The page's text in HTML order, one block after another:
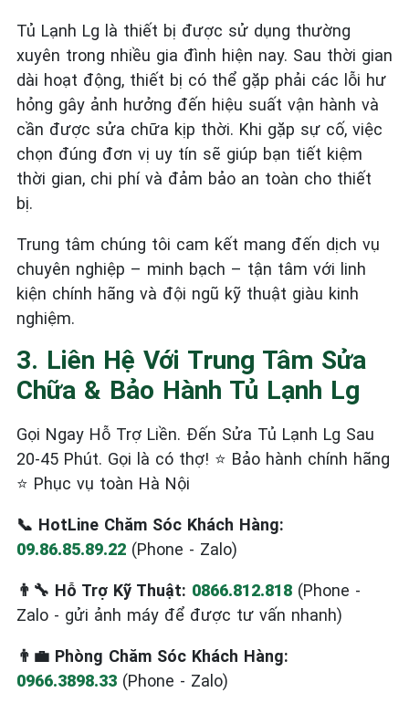
Tủ Lạnh Lg là thiết bị được sử dụng thường
xuyên trong nhiều gia đình hiện nay. Sau thời gian
dài hoạt động, thiết bị có thể gặp phải các lỗi hư
hỏng gây ảnh hưởng đến hiệu suất vận hành và
cần được sửa chữa kịp thời. Khi gặp sự cố, việc
chọn đúng đơn vị uy tín sẽ giúp bạn tiết kiệm
thời gian, chi phí và đảm bảo an toàn cho thiết
bị.
Trung tâm chúng tôi cam kết mang đến dịch vụ
chuyên nghiệp – minh bạch – tận tâm với linh
kiện chính hãng và đội ngũ kỹ thuật giàu kinh
nghiệm.
3. Liên Hệ Với Trung Tâm Sửa
Chữa & Bảo Hành Tủ Lạnh Lg
Gọi Ngay Hỗ Trợ Liền. Đến Sửa Tủ Lạnh Lg Sau
20-45 Phút. Gọi là có thợ! ⭐ Bảo hành chính hãng
⭐ Phục vụ toàn Hà Nội
📞 HotLine Chăm Sóc Khách Hàng:
09.86.85.89.22 (Phone - Zalo)
👨‍🔧 Hỗ Trợ Kỹ Thuật: 0866.812.818 (Phone -
Zalo - gửi ảnh máy để được tư vấn nhanh)
👨‍💼 Phòng Chăm Sóc Khách Hàng:
0966.3898.33 (Phone - Zalo)